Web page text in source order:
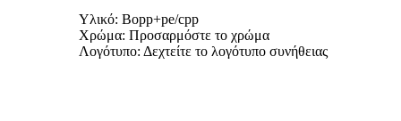
Υλικό: Bopp+pe/cpp
Χρώμα: Προσαρμόστε το χρώμα
Λογότυπο: Δεχτείτε το λογότυπο συνήθειας